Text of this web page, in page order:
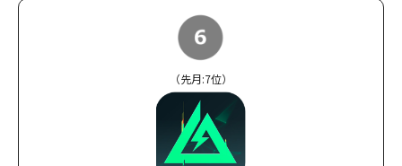
（先月:7位）